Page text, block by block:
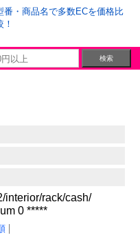
番・商品名で多数ECを価格比
！
interior/rack/cash/
0 *****